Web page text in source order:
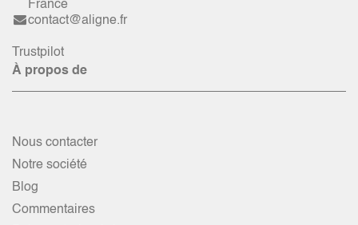
France
contact@aligne.fr
Trustpilot
À propos de
Nous contacter
Notre société
Blog
Commentaires